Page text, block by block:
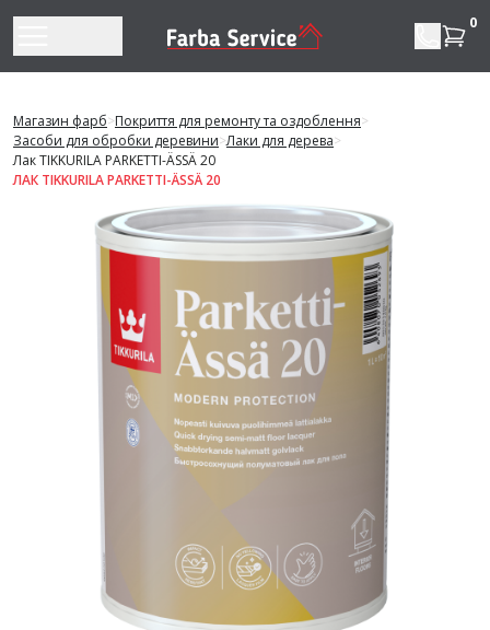
0
Магазин фарб>Покриття для ремонту та оздоблення>
Засоби для обробки деревини>Лаки для дерева>
Лак TIKKURILA PARKETTI-ÄSSÄ 20
ЛАК TIKKURILA PARKETTI-ÄSSÄ 20